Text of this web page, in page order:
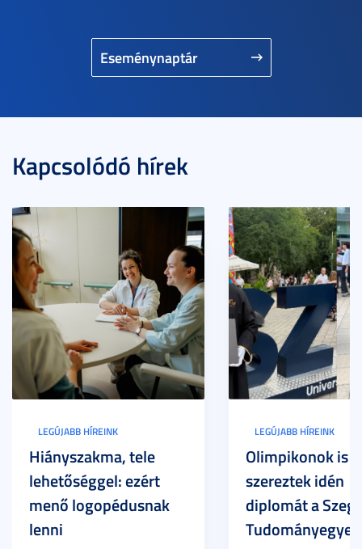
Eseménynaptár
Kapcsolódó hírek
LEGÚJABB HÍREINK
Hiányszakma, tele
lehetőséggel: ezért
menő logopédusnak
lenni
LEGÚJABB HÍREINK
Olimpikonok is
szereztek idén
diplomát a